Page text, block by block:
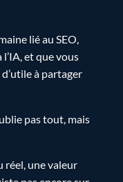
lié au SEO,
et que vous
à partager
pas tout, mais
réel, une valeur